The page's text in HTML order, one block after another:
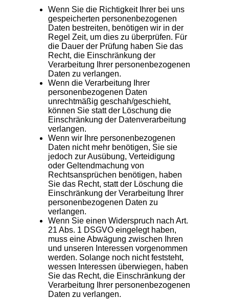
Wenn Sie die Richtigkeit Ihrer bei uns
gespeicherten personenbezogenen
Daten bestreiten, benötigen wir in der
Regel Zeit, um dies zu überprüfen. Für
die Dauer der Prüfung haben Sie das
Recht, die Einschränkung der
Verarbeitung Ihrer personenbezogenen
Daten zu verlangen.
Wenn die Verarbeitung Ihrer
personenbezogenen Daten
unrechtmäßig geschah/geschieht,
können Sie statt der Löschung die
Einschränkung der Datenverarbeitung
verlangen.
Wenn wir Ihre personenbezogenen
Daten nicht mehr benötigen, Sie sie
jedoch zur Ausübung, Verteidigung
oder Geltendmachung von
Rechtsansprüchen benötigen, haben
Sie das Recht, statt der Löschung die
Einschränkung der Verarbeitung Ihrer
personenbezogenen Daten zu
verlangen.
Wenn Sie einen Widerspruch nach Art.
21 Abs. 1 DSGVO eingelegt haben,
muss eine Abwägung zwischen Ihren
und unseren Interessen vorgenommen
werden. Solange noch nicht feststeht,
wessen Interessen überwiegen, haben
Sie das Recht, die Einschränkung der
Verarbeitung Ihrer personenbezogenen
Daten zu verlangen.